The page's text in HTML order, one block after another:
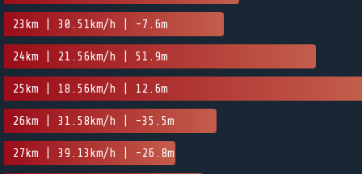
23km | 30.51km/h | -7.6m
24km | 21.56km/h | 51.9m
25km | 18.56km/h | 12.6m
26km | 31.58km/h | -35.5m
27km | 39.13km/h | -26.8m